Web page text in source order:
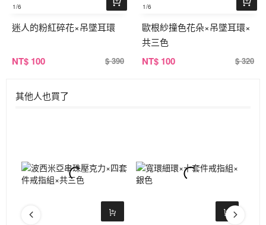
1/6
迷人的粉紅碎花×吊墜耳環
NT$ 100 $ 390
1/6
歐根紗撞色花朵×吊墜耳環×
共三色
NT$ 100 $ 320
其他人也買了